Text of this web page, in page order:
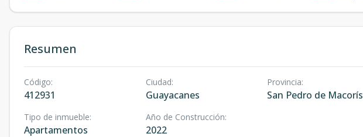
Resumen
Código:
412931
Ciudad:
Guayacanes
Provincia:
San Pedro de Macorís
Tipo de inmueble:
Apartamentos
Año de Construcción:
2022